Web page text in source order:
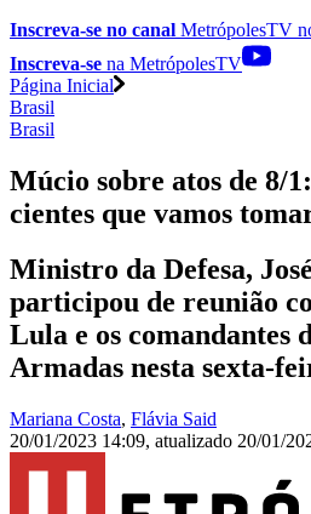
Inscreva-se no canal MetrópolesTV
Inscreva-se na MetrópolesTV
Página Inicial
Brasil
Brasil
Múcio sobre atos de 8/
cientes que vamos
Ministro da Defesa,
participou de reunião
Lula e os comandantes
Armadas nesta sexta-
Mariana Costa, Flávia Said
20/01/2023 14:09, atualizado 20/01/